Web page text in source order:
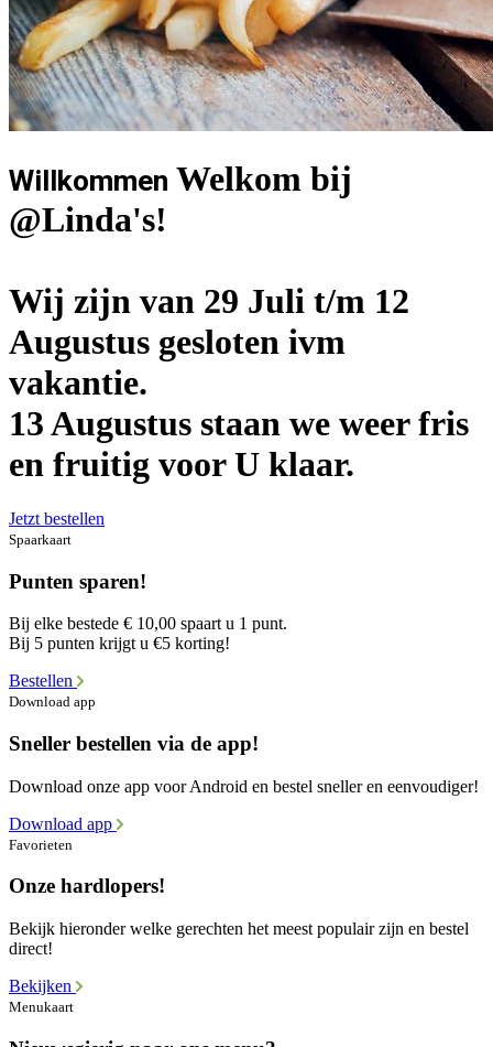
Willkommen Welkom bij
@Linda's!
Wij zijn van 29 Juli t/m 12
Augustus gesloten ivm
vakantie.
13 Augustus staan we weer fris
en fruitig voor U klaar.
Jetzt bestellen
Spaarkaart
Punten sparen!
Bij elke bestede € 10,00 spaart u 1 punt.
Bij 5 punten krijgt u €5 korting!
Bestellen
Download app
Sneller bestellen via de app!
Download onze app voor Android en bestel sneller en eenvoudiger!
Download app
Favorieten
Onze hardlopers!
Bekijk hieronder welke gerechten het meest populair zijn en bestel
direct!
Bekijken
Menukaart